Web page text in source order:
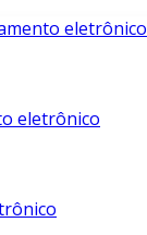
eletrônico
eletrônico